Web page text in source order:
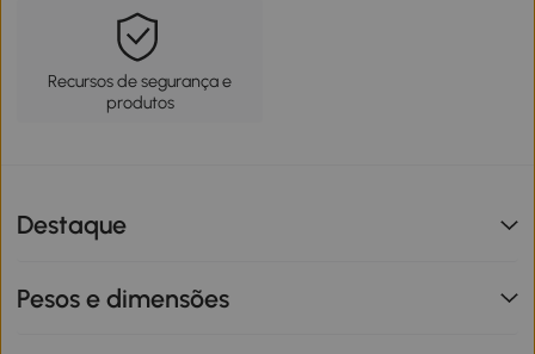
Recursos de segurança e
produtos
Destaque
Pesos e dimensões